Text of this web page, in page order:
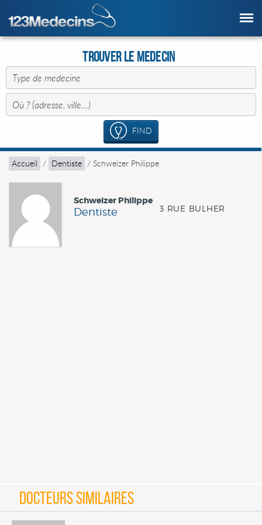
Trouver le Medecin
FIND
Accueil / Dentiste / Schweizer Philippe
Schweizer Philippe
Dentiste 3 RUE BULHER
DOCTEURS SIMILAIRES